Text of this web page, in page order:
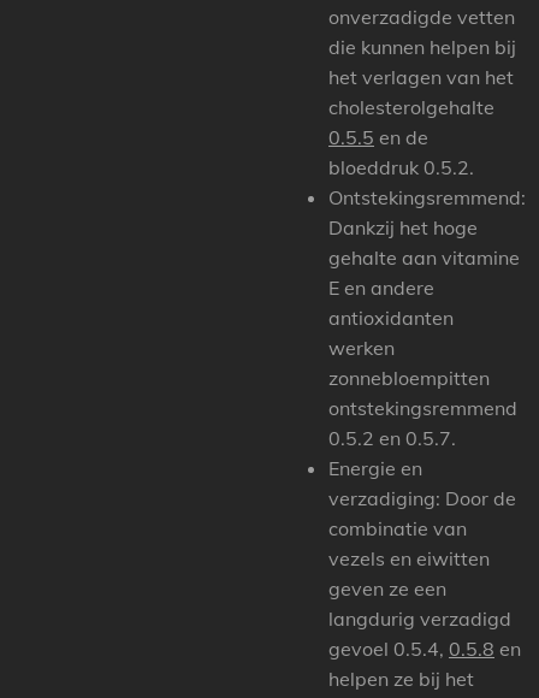
onverzadigde vetten
die kunnen helpen bij
het verlagen van het
cholesterolgehalte
0.5.5 en de
bloeddruk 0.5.2.
Ontstekingsremmend:
Dankzij het hoge
gehalte aan vitamine
E en andere
antioxidanten
werken
zonnebloempitten
ontstekingsremmend
0.5.2 en 0.5.7.
Energie en
verzadiging: Door de
combinatie van
vezels en eiwitten
geven ze een
langdurig verzadigd
gevoel 0.5.4, 0.5.8 en
helpen ze bij het